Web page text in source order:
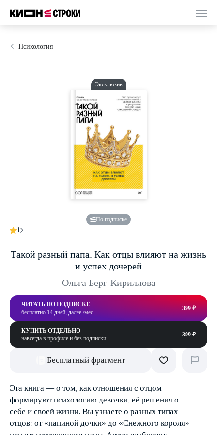
Психология
По подписке
1
Такой разный папа. Как отцы влияют на жизнь
и успех дочерей
Ольга Берг-Кириллова
ЧИТАТЬ ПО ПОДПИСКЕ
бесплатно 14 дней, далее /мес
399 ₽
КУПИТЬ ОТДЕЛЬНО
навсегда в профиле и без подписки
399 ₽
Бесплатный фрагмент
Эта книга — о том, как отношения с отцом
формируют психологию девочки, её решения о
себе и своей жизни. Вы узнаете о разных типах
отцов: от «папиной дочки» до «Снежного короля»
Эксклюзив